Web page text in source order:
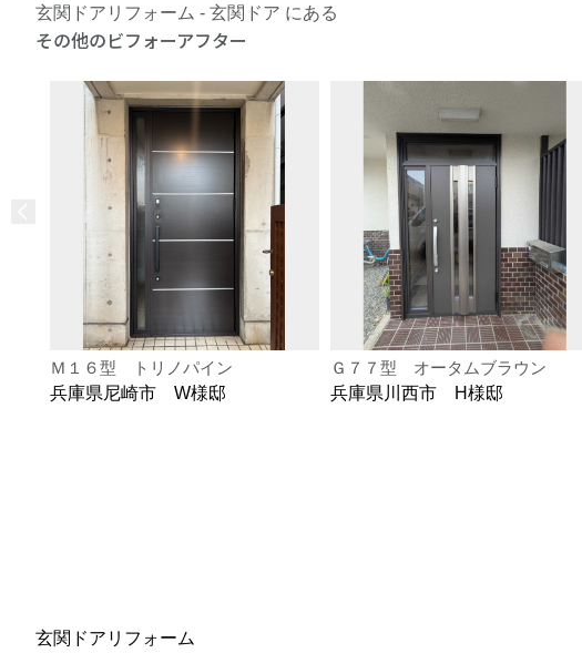
玄関ドアリフォーム - 玄関ドア にある
その他のビフォーアフター
Ｍ１６型 トリノパイン
兵庫県尼崎市 W様邸
Ｇ７７型 オータムブラウン
兵庫県川西市 H様邸
玄関ドアリフォーム